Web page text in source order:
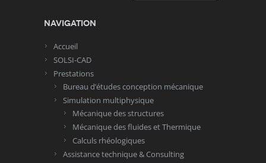
Navigation
Accueil
SOLSI-CAD
Prestations
Bureau d’études conception mécanique
Simulation multiphysique
Mécanique des structures
Mécanique des fluides et Thermique
Calculs rhéologiques
Assistance technique & Consulting